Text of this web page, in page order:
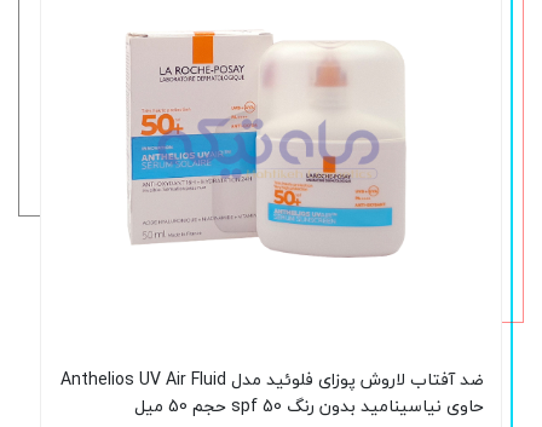
ضد آفتاب لاروش پوزای فلوئید مدل Anthelios UV Air Fluid
حاوی نیاسینامید بدون رنگ spf 50 حجم 50 میل